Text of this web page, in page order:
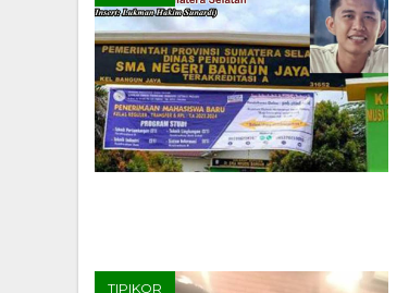
TIPIKOR